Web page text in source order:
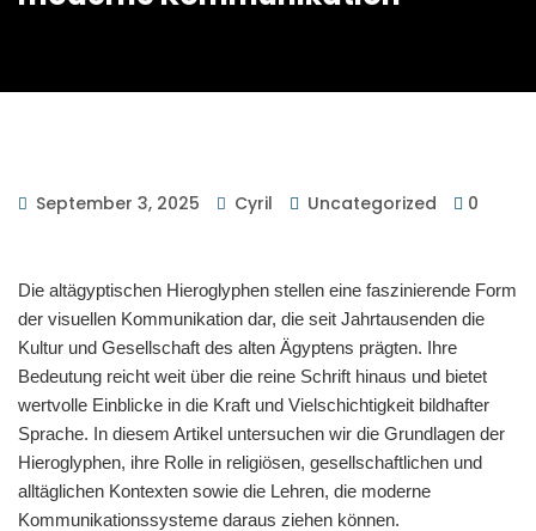
September 3, 2025 Cyril Uncategorized 0
Die altägyptischen Hieroglyphen stellen eine faszinierende Form
der visuellen Kommunikation dar, die seit Jahrtausenden die
Kultur und Gesellschaft des alten Ägyptens prägten. Ihre
Bedeutung reicht weit über die reine Schrift hinaus und bietet
wertvolle Einblicke in die Kraft und Vielschichtigkeit bildhafter
Sprache. In diesem Artikel untersuchen wir die Grundlagen der
Hieroglyphen, ihre Rolle in religiösen, gesellschaftlichen und
alltäglichen Kontexten sowie die Lehren, die moderne
Kommunikationssysteme daraus ziehen können.